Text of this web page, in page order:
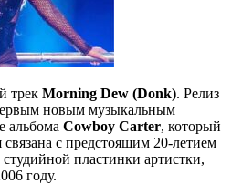
трек Morning Dew (Donk). Релиз
новым музыкальным
альбома Cowboy Carter, который
с предстоящим 20-летием
пластинки артистки,
году.